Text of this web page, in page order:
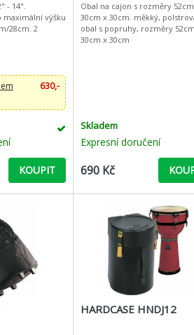
- 14".
maximální výšku
28cm. 2
630,-
KOUPIT
Obal na cajon s rozměry
30cm x 30cm. měkký,
obal s popruhy, rozměry
30cm x 30cm
Skladem
Expresní doručení
690 Kč
HARDCASE HNDJ12